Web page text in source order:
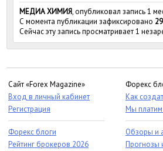
МЕДИА ХИМИЯ, опубликовал запись 1
С момента публикации зафиксировано
Сейчас эту запись просматривает 1
Сайт «Forex Magazine»
Вход в личный кабинет
Регистрация
Форекс блоги
Рейтинг брокеров 2026
Форекс
Как
Мы
Обзоры и
Прогнозы